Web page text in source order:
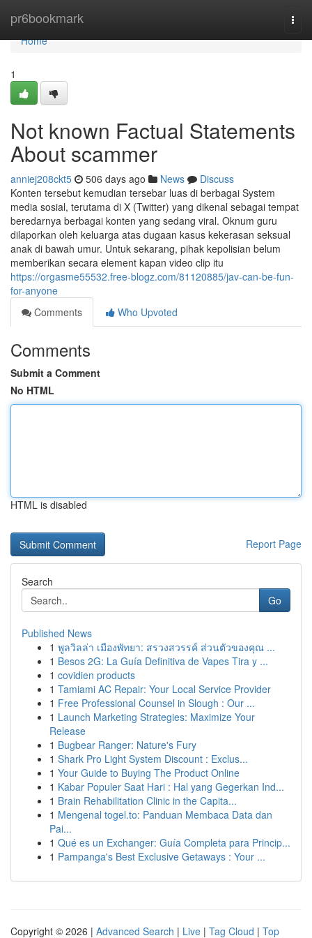
pr6bookmark
Home
Home
1
Not known Factual Statements
About scammer
anniej208ckt5 506 days ago News
Discuss
Konten tersebut kemudian tersebar luas di berbagai System
media sosial, terutama di X (Twitter) yang dikenal sebagai tempat
beredarnya berbagai konten yang sedang viral. Oknum guru
dilaporkan oleh keluarga atas dugaan kasus kekerasan seksual
anak di bawah umur. Untuk sekarang, pihak kepolisian belum
memberikan secara element kapan video clip itu
https://orgasme55532.free-blogz.com/81120885/jav-can-be-fun-
for-anyone
Comments
Who Upvoted
Comments
Submit a Comment
No HTML
HTML is disabled
Report Page
Search
Go
Published News
1 พูลวิลล่า เมืองพัทยา: สรวงสวรรค์ ส่วนตัวของคุณ ...
1 Besos 2G: La Guía Definitiva de Vapes Tira y ...
1 covidien products
1 Tamiami AC Repair: Your Local Service Provider
1 Free Professional Counsel in Slough : Our ...
1 Launch Marketing Strategies: Maximize Your
Release
1 Bugbear Ranger: Nature's Fury
1 Shark Pro Light System Discount : Exclus...
1 Your Guide to Buying The Product Online
1 Kabar Populer Saat Hari : Hal yang Gegerkan Ind...
1 Brain Rehabilitation Clinic in the Capita...
1 Mengenal togel.to: Panduan Membaca Data dan
Pai...
1 Qué es un Exchanger: Guía Completa para Princip...
1 Pampanga's Best Exclusive Getaways : Your ...
Copyright © 2026 | Advanced Search | Live | Tag Cloud | Top